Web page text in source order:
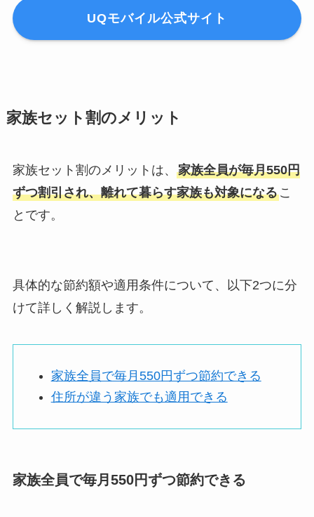
UQモバイル公式サイト
家族セット割のメリット
家族セット割のメリットは、 家族全員が毎月550円
ずつ割引され、離れて暮らす家族も対象になるこ
とです。
具体的な節約額や適用条件について、以下2つに分
けて詳しく解説します。
家族全員で毎月550円ずつ節約できる
住所が違う家族でも適用できる
家族全員で毎月550円ずつ節約できる